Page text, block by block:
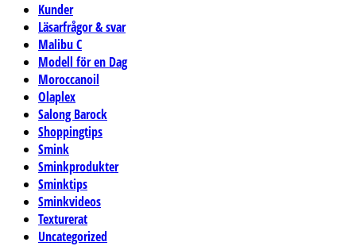
Kunder
Läsarfrågor & svar
Malibu C
Modell för en Dag
Moroccanoil
Olaplex
Salong Barock
Shoppingtips
Smink
Sminkprodukter
Sminktips
Sminkvideos
Texturerat
Uncategorized